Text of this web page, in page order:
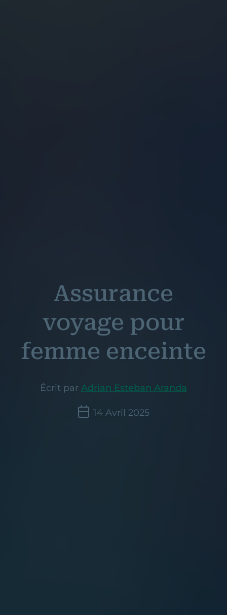
Assurance
voyage pour
femme enceinte
Écrit par Adrian Esteban Aranda
14 Avril 2025